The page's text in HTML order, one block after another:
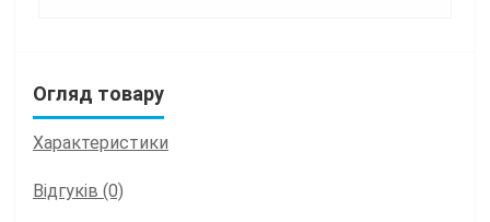
Огляд товару
Характеристики
Відгуків (0)